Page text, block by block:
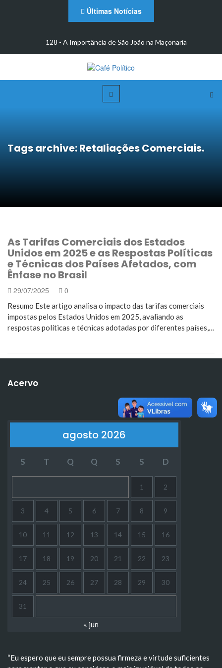
Últimas Notícias
128 - A Importância de São João na Maçonaria
Tags archive: Retaliações Comerciais.
As Tarifas Comerciais dos Estados
Unidos em 2025 e as Respostas Políticas
e Técnicas dos Países Afetados, com
Ênfase no Brasil
29/07/2025 0
Resumo Este artigo analisa o impacto das tarifas comerciais
impostas pelos Estados Unidos em 2025, avaliando as
respostas políticas e técnicas adotadas por diferentes países,…
Acervo
agosto 2026
S T Q Q S S D
1 2
3 4 5 6 7 8 9
10 11 12 13 14 15 16
17 18 19 20 21 22 23
24 25 26 27 28 29 30
31
« jun
“Eu espero que eu sempre possua firmeza e virtude suficientes